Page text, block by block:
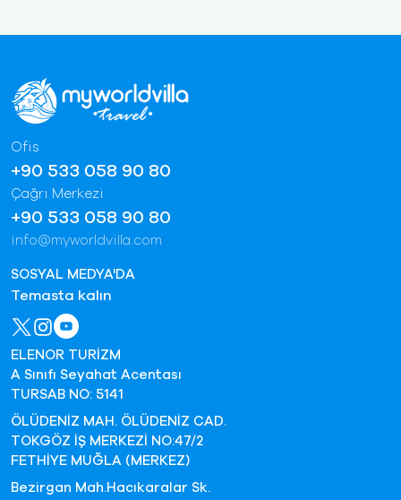
Ofis
+90 533 058 90 80
Çağrı Merkezi
+90 533 058 90 80
info@myworldvilla.com
SOSYAL MEDYA'DA
Temasta kalın
ELENOR TURİZM
A Sınıfı Seyahat Acentası
TURSAB NO: 5141
ÖLÜDENİZ MAH. ÖLÜDENİZ CAD.
TOKGÖZ İŞ MERKEZİ NO:47/2
FETHİYE MUĞLA (MERKEZ)
Bezirgan Mah.Hacıkaralar Sk.